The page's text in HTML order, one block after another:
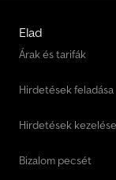
Elad
Árak és tarifák
Hirdetések feladása
Hirdetések kezelése
Bizalom pecsét